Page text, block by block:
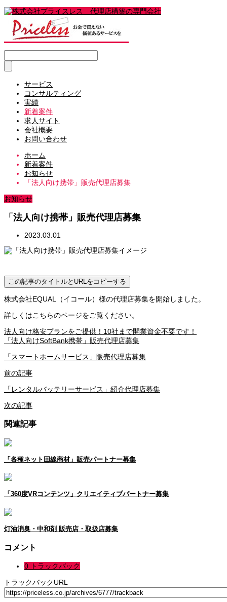
サービス
コンサルティング
実績
新着案件
求人サイト
会社概要
お問い合わせ
ホーム
新着案件
お知らせ
「法人向け携帯」販売代理店募集
お知らせ
「法人向け携帯」販売代理店募集
2023.03.01
この記事のタイトルとURLをコピーする
株式会社EQUAL（イコール）様の代理店募集を開始しました。
詳しくはこちらのページをご覧ください。
法人向け格安プランをご提供！10社まで開業資金不要です！
「法人向けSoftBank携帯」販売代理店募集
「スマートホームサービス」販売代理店募集
前の記事
「レンタルバッテリーサービス」紹介代理店募集
次の記事
関連記事
「各種ネット回線商材」販売パートナー募集
「360度VRコンテンツ」クリエイティブパートナー募集
灯油消臭・中和剤 販売店・取扱店募集
コメント
0 トラックバック
トラックバックURL